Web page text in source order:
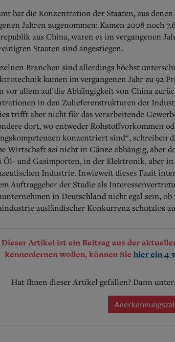
hat die Konzentration der Staaten, aus
Jahren zugenommen: Kamen 2008 noch
aus China, waren es im vergangenen
Staaten sind angestiegen.
Branchen sind allerdings höchst
kamen im vergangenen Jahr zu 92
vor allem auf die Abhängigkeit von China
in den Zuliefererstrukturen der
trifft aber nicht für das verarbeitende
dort, wo entweder Rohstoffvorkommen
konzentriert sind“, schreiben
Wirtschaft sei nicht in Gänze abhängig, aber
Öl- und Gasimporten, in der Elektronik, aber
Industrie. Inwieweit dieses Fazit
Auftraggeber der Studie als
in Deutschland nicht egal sein,
ausländischer Konkurrenz schutzlos
Dieser Artikel ist ein Beitrag aus der
kennenlernen wollen, können Sie hier ein 4-
Hat Ihnen dieser Artikel gefallen? Dann